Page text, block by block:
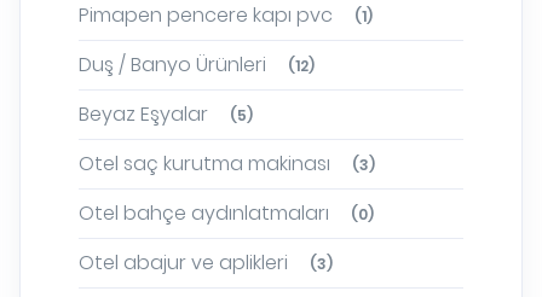
Pimapen pencere kapı pvc (1)
Duş / Banyo Ürünleri (12)
Beyaz Eşyalar (5)
Otel saç kurutma makinası (3)
Otel bahçe aydınlatmaları (0)
Otel abajur ve aplikleri (3)